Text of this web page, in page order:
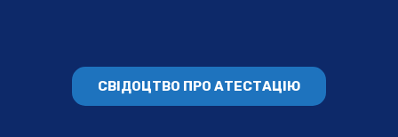
СВІДОЦТВО ПРО АТЕСТАЦІЮ